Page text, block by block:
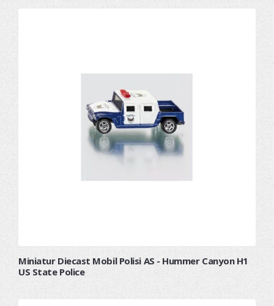
Miniatur Diecast Mobil Polisi AS - Hummer Canyon H1
US State Police